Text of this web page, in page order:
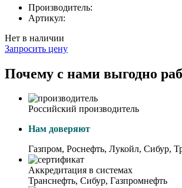
Производитель:
Артикул:
Нет в наличии
Запросить цену
Почему с нами выгодно
Российский производитель
Нам доверяют
Газпром, Роснефть, Лукойл, Сибур,
Аккредитация в системах
Транснефть, Сибур, Газпромнефть